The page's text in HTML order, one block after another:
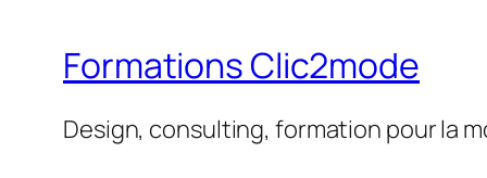
Formations Clic2mode
Design, consulting, formation pour la